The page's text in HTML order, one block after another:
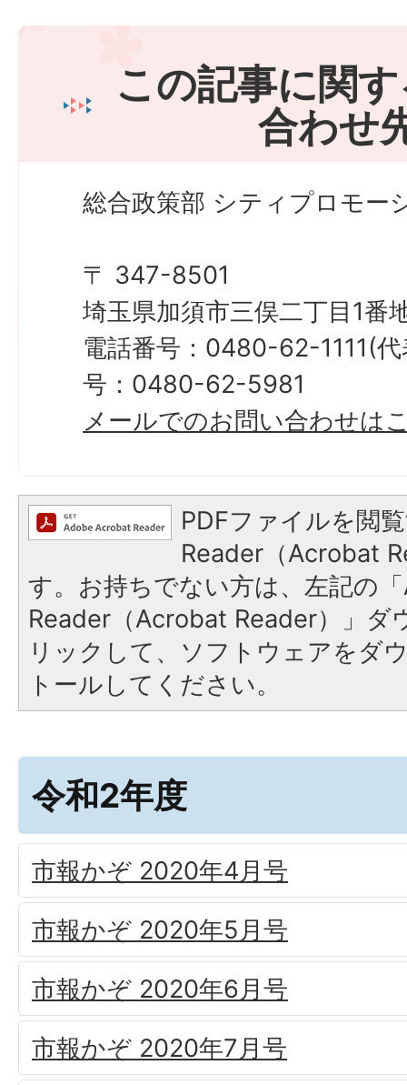
この記事に関
合わせ
総合政策部 シティプロモー
〒 347-8501
埼玉県加須市三俣二丁目1番
電話番号：0480-62-1111(
号：0480-62-5981
メールでのお問い合わせは
PDFファイルを閲
Reader（Acrobat
す。お持ちでない方は、左記の
Reader（Acrobat Reader）」ダ
リックして、ソフトウェアをダ
トールしてください。
令和2年度
市報かぞ 2020年4月号
市報かぞ 2020年5月号
市報かぞ 2020年6月号
市報かぞ 2020年7月号